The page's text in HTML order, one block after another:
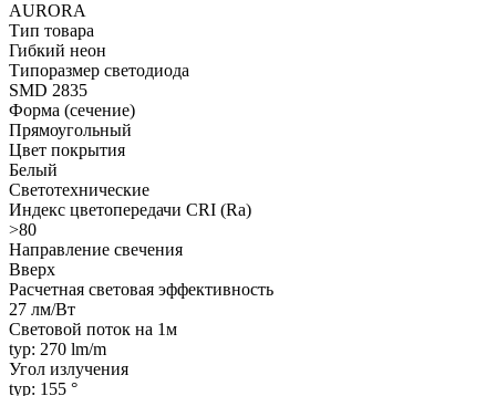
AURORA
Тип товара
Гибкий неон
Типоразмер светодиода
SMD 2835
Форма (сечение)
Прямоугольный
Цвет покрытия
Белый
Светотехнические
Индекс цветопередачи CRI (Ra)
>80
Направление свечения
Вверх
Расчетная световая эффективность
27 лм/Вт
Световой поток на 1м
typ: 270 lm/m
Угол излучения
typ: 155 °